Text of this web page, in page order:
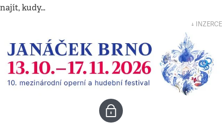
najít, kudy…
↓ INZERCE